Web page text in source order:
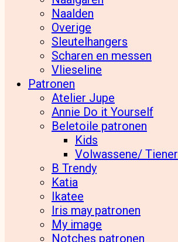
Naalden
Overige
Sleutelhangers
Scharen en messen
Vlieseline
Patronen
Atelier Jupe
Annie Do it Yourself
Beletoile patronen
Kids
Volwassene/ Tiener
B Trendy
Katia
Ikatee
Iris may patronen
My image
Notches patronen